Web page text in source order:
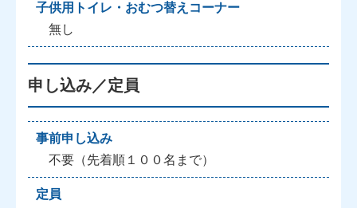
子供用トイレ・おむつ替えコーナー
無し
申し込み／定員
事前申し込み
不要（先着順１００名まで）
定員